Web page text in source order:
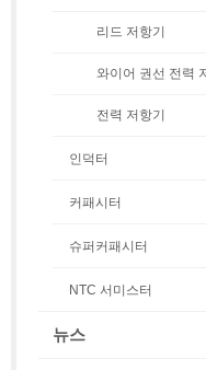
리드 저항기
와이어 권선 전력
전력 저항기
인덕터
커패시터
슈퍼커패시터
NTC 서미스터
뉴스